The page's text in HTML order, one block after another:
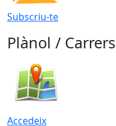
Subscriu-te
Plànol / Carrers
Accedeix